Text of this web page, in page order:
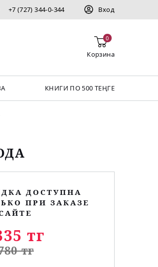
+7 (727) 344-0-344 Вход
0
Корзина
КНИГИ ПО 500 ТЕҢГЕ
ДОСТУПНА
ПРИ ЗАКАЗЕ
тг
тг